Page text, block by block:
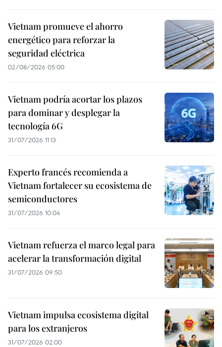
Vietnam promueve el ahorro
energético para reforzar la
seguridad eléctrica
02/08/2026 05:00
Vietnam podría acortar los plazos
para dominar y desplegar la
tecnología 6G
31/07/2026 11:13
Experto francés recomienda a
Vietnam fortalecer su ecosistema de
semiconductores
31/07/2026 10:04
Vietnam refuerza el marco legal para
acelerar la transformación digital
31/07/2026 09:50
Vietnam impulsa ecosistema digital
para los extranjeros
31/07/2026 02:00